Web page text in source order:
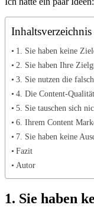
Inhaltsverzeichnis
1. Sie haben keine
2. Sie haben Ihre
3. Sie nutzen die
4. Die Content-
5. Sie tauschen sich
6. Ihrem Content
7. Sie haben keine
Fazit
Autor
1. Sie haben